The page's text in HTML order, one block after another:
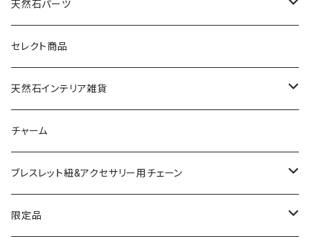
天然石パーツ
天然石
ドゥルージー
ソーラークォーツ
コッパー
アゲート
セレクト商品
天然石インテリア雑貨
天然石スライスコースター
天然石キャンドルホルダー
チャーム
ブレスレット紐&アクセサリー用チェーン
ネックレスチェーン
限定品